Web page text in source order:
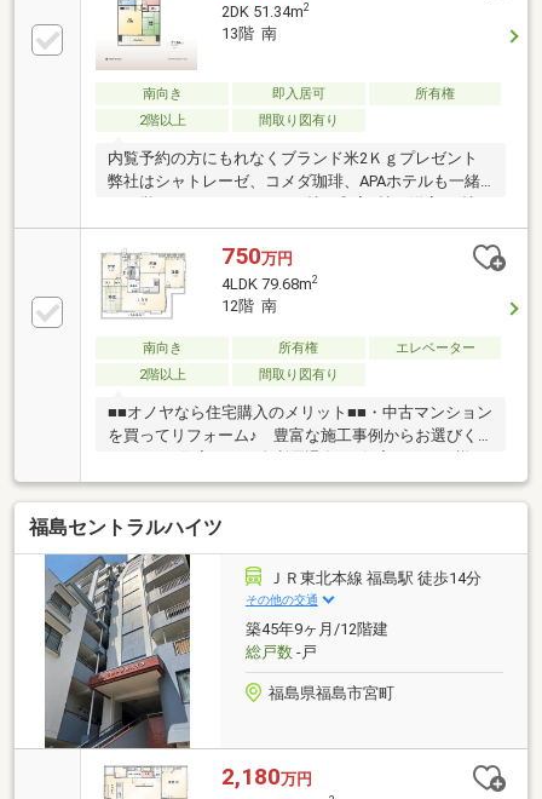
2DK 51.34m2
13階 南
南向き 即入居可
所有権
2階以上
間取り図有り
内覧予約の方にもれなくブランド米2Ｋｇプレゼント
弊社はシャトレーゼ、コメダ珈琲、APAホテルも一緒
ペット相談可◎まずはお気軽にご連絡ください♪■月々
のお支払い例【18 528円】（返済期間３５年、金利
０.7％、頭金なしの場合）◆即日のご案内にも対応可
能ですので、お気軽にご連絡下さい！
750万円
4LDK 79.68m2
12階 南
南向き 所有権
エレベーター
2階以上
間取り図有り
■■オノヤなら住宅購入のメリット■■・中古マンション
を買ってリフォーム♪ 豊富な施工事例からお選びく
ださい♪・住宅ローン金利優遇有♪ 住宅ローンの様々
な疑問にお応えします♪ その他のローンの取りまと
め可能です。・事前の来店予約で 『Amazonギフト
カード3000円分』プレゼント♪・新規未公開物件情報
多数あり♪ 中古マンション＋リフォーム＋インテリ
アで あなたらしい住まいをご提案致します♪ 弊社
HPより多数の施工事例公開中！ ぜひご覧ください♪
福島セントラルハイツ
ＪＲ東北本線 福島駅 徒歩14分
その他の交通
築45年9ヶ月/12階建
総戸数-戸
福島県福島市宮町
2,180万円